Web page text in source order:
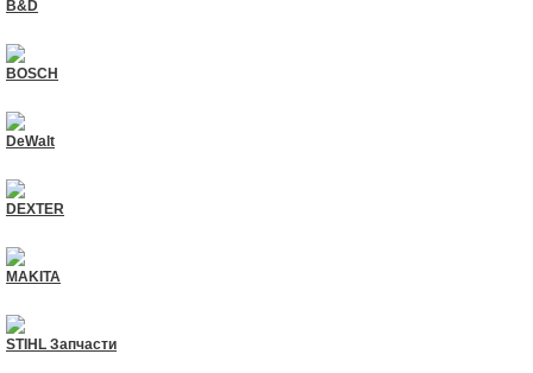
B&D
BOSCH
DeWalt
DEXTER
MAKITA
STIHL Запчасти